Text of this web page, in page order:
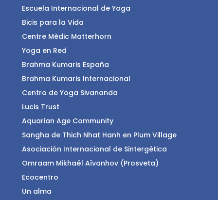
Escuela Internacional de Yoga
Bicis para la Vida
Centre Mèdic Matterhorn
Yoga en Red
Brahma Kumaris España
Brahma Kumaris Internacional
Centro de Yoga Sivananda
Lucis Trust
Aquarian Age Community
Sangha de Thich Nhat Hanh en Plum Village
Asociación Internacional de Sintergética
Omraam Mikhaël Aïvanhov (Prosveta)
Ecocentro
Un alma